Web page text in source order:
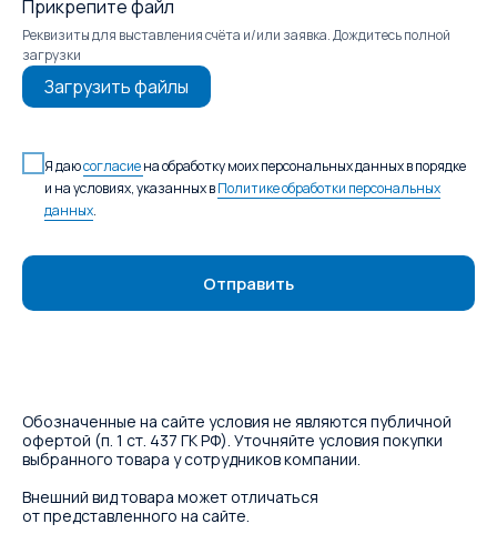
Прикрепите файл
Реквизиты для выставления счёта и/или заявка. Дождитесь полной
загрузки
Загрузить файлы
Я даюсогласиена обработку моих персональных данных в порядке
и на условиях, указанных вПолитике обработки персональных
данных.
Отправить
Обозначенные на сайте условия не являются публичной
офертой (п. 1 ст. 437 ГК РФ). Уточняйте условия покупки
выбранного товара у сотрудников компании.
Внешний вид товара может отличаться
от представленного на сайте.